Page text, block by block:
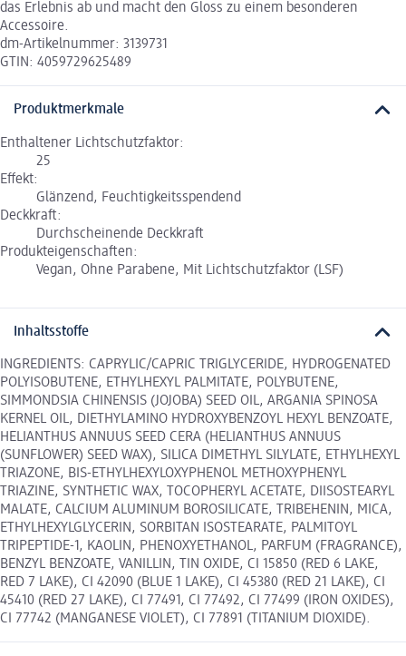
das Erlebnis ab und macht den Gloss zu einem besonderen
Accessoire.
dm-Artikelnummer: 3139731
GTIN: 4059729625489
Produktmerkmale
Enthaltener Lichtschutzfaktor:
25
Effekt:
Glänzend, Feuchtigkeitsspendend
Deckkraft:
Durchscheinende Deckkraft
Produkteigenschaften:
Vegan, Ohne Parabene, Mit Lichtschutzfaktor (LSF)
Inhaltsstoffe
INGREDIENTS: CAPRYLIC/CAPRIC TRIGLYCERIDE, HYDROGENATED
POLYISOBUTENE, ETHYLHEXYL PALMITATE, POLYBUTENE,
SIMMONDSIA CHINENSIS (JOJOBA) SEED OIL, ARGANIA SPINOSA
KERNEL OIL, DIETHYLAMINO HYDROXYBENZOYL HEXYL BENZOATE,
HELIANTHUS ANNUUS SEED CERA (HELIANTHUS ANNUUS
(SUNFLOWER) SEED WAX), SILICA DIMETHYL SILYLATE, ETHYLHEXYL
TRIAZONE, BIS-ETHYLHEXYLOXYPHENOL METHOXYPHENYL
TRIAZINE, SYNTHETIC WAX, TOCOPHERYL ACETATE, DIISOSTEARYL
MALATE, CALCIUM ALUMINUM BOROSILICATE, TRIBEHENIN, MICA,
ETHYLHEXYLGLYCERIN, SORBITAN ISOSTEARATE, PALMITOYL
TRIPEPTIDE-1, KAOLIN, PHENOXYETHANOL, PARFUM (FRAGRANCE),
BENZYL BENZOATE, VANILLIN, TIN OXIDE, CI 15850 (RED 6 LAKE,
RED 7 LAKE), CI 42090 (BLUE 1 LAKE), CI 45380 (RED 21 LAKE), CI
45410 (RED 27 LAKE), CI 77491, CI 77492, CI 77499 (IRON OXIDES),
CI 77742 (MANGANESE VIOLET), CI 77891 (TITANIUM DIOXIDE).